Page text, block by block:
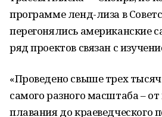
программе ленд-лиза в
перегонялись американские
ряд проектов связан с
«Проведено свыше трех
самого разного масштаба – от
плавания до краеведческого